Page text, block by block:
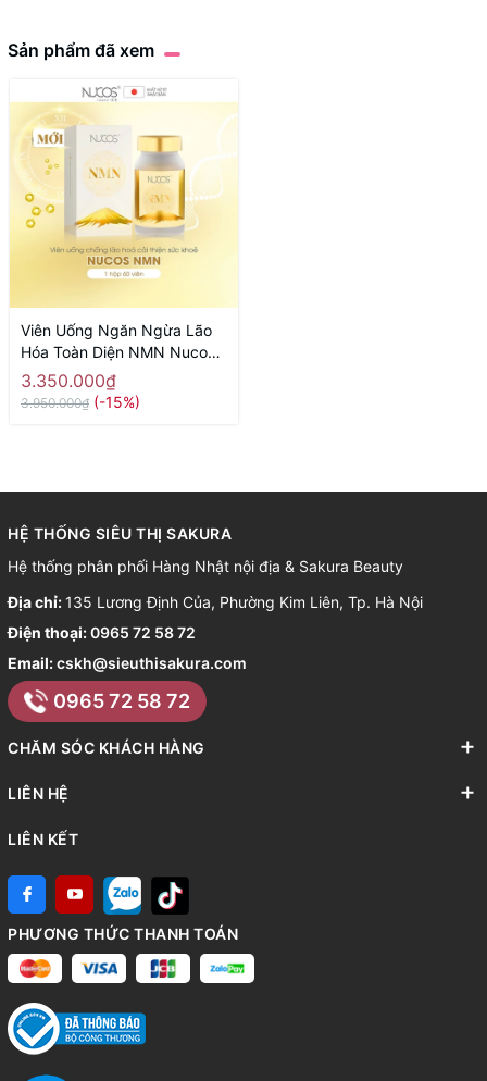
Sản phẩm đã xem
Viên Uống Ngăn Ngừa Lão
Hóa Toàn Diện NMN Nucos
Hộp 60 Viên - Hàng Nhật nội
địa
3.350.000₫
3.950.000₫ (-15%)
HỆ THỐNG SIÊU THỊ SAKURA
Hệ thống phân phối Hàng Nhật nội địa & Sakura Beauty
Địa chỉ: 135 Lương Định Của, Phường Kim Liên, Tp. Hà Nội
Điện thoại:0965 72 58 72
Email:cskh@sieuthisakura.com
0965 72 58 72
CHĂM SÓC KHÁCH HÀNG
LIÊN HỆ
LIÊN KẾT
PHƯƠNG THỨC THANH TOÁN